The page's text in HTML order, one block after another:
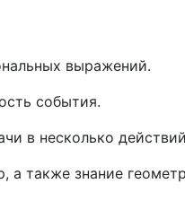
выражений.
события.
в несколько
а также знание